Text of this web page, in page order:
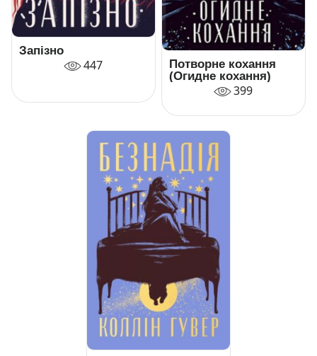
Запізно
447
Потворне кохання
(Огидне кохання)
399